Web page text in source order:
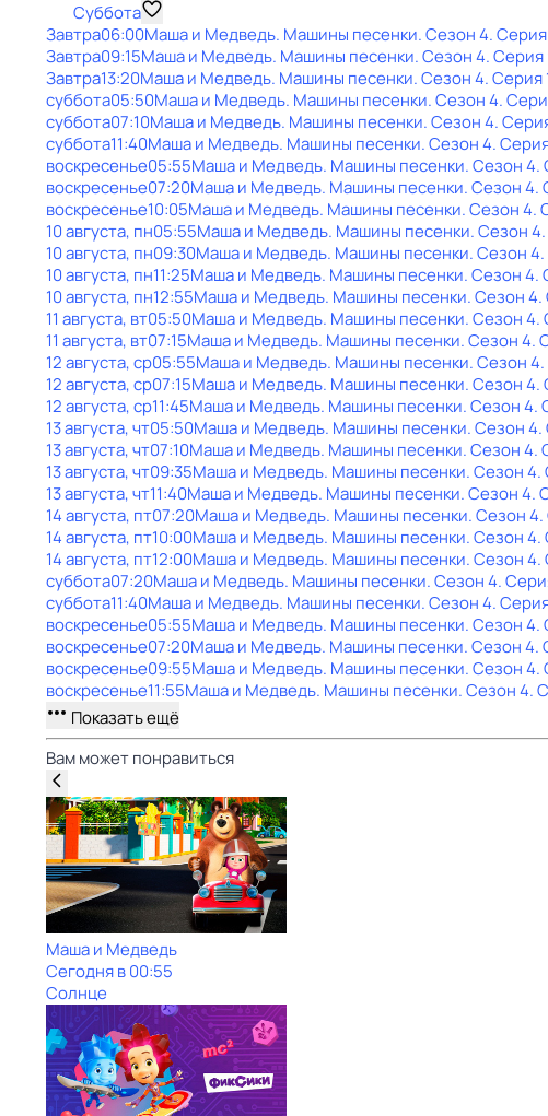
Суббота
Завтра06:00Маша и Медведь. Машины песенки. Сезон 4.
Завтра09:15Маша и Медведь. Машины песенки. Сезон 4. Серия
Завтра13:20Маша и Медведь. Машины песенки. Сезон 4. Серия
суббота05:50Маша и Медведь. Машины песенки. Сезон 4.
суббота07:10Маша и Медведь. Машины песенки. Сезон 4.
суббота11:40Маша и Медведь. Машины песенки. Сезон 4.
воскресенье05:55Маша и Медведь. Машины песенки. Сезон 4.
воскресенье07:20Маша и Медведь. Машины песенки. Сезон 4.
воскресенье10:05Маша и Медведь. Машины песенки. Сезон 4.
10 августа, пн05:55Маша и Медведь. Машины песенки. Сезон 4
10 августа, пн09:30Маша и Медведь. Машины песенки. Сезон 4
10 августа, пн11:25Маша и Медведь. Машины песенки. Сезон 4.
10 августа, пн12:55Маша и Медведь. Машины песенки. Сезон 4.
11 августа, вт05:50Маша и Медведь. Машины песенки. Сезон 4.
11 августа, вт07:15Маша и Медведь. Машины песенки. Сезон 4.
12 августа, ср05:55Маша и Медведь. Машины песенки. Сезон 4
12 августа, ср07:15Маша и Медведь. Машины песенки. Сезон 4.
12 августа, ср11:45Маша и Медведь. Машины песенки. Сезон 4.
13 августа, чт05:50Маша и Медведь. Машины песенки. Сезон 4.
13 августа, чт07:10Маша и Медведь. Машины песенки. Сезон 4.
13 августа, чт09:35Маша и Медведь. Машины песенки. Сезон 4.
13 августа, чт11:40Маша и Медведь. Машины песенки. Сезон 4.
14 августа, пт07:20Маша и Медведь. Машины песенки. Сезон 4
14 августа, пт10:00Маша и Медведь. Машины песенки. Сезон 4.
14 августа, пт12:00Маша и Медведь. Машины песенки. Сезон 4.
суббота07:20Маша и Медведь. Машины песенки. Сезон 4.
суббота11:40Маша и Медведь. Машины песенки. Сезон 4.
воскресенье05:55Маша и Медведь. Машины песенки. Сезон 4.
воскресенье07:20Маша и Медведь. Машины песенки. Сезон 4.
воскресенье09:55Маша и Медведь. Машины песенки. Сезон 4.
воскресенье11:55Маша и Медведь. Машины песенки. Сезон 4.
Показать ещё
Вам может понравиться
Маша и Медведь
Сегодня в 00:55
Солнце